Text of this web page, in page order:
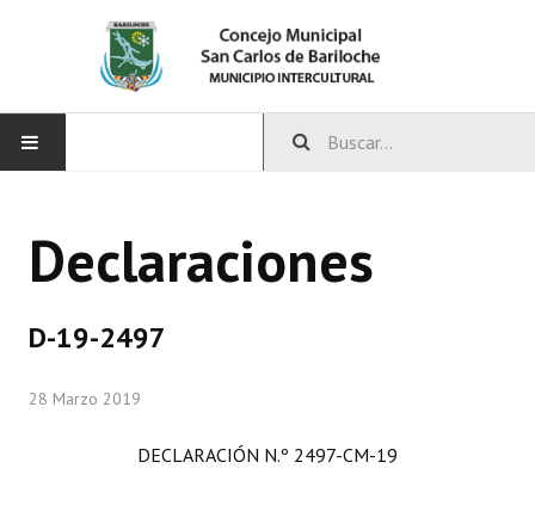
CONCEJO
Comisiones Especiales
Declaraciones
D-19-2497
28 Marzo 2019
DECLARACIÓN N.º 2497-CM-19